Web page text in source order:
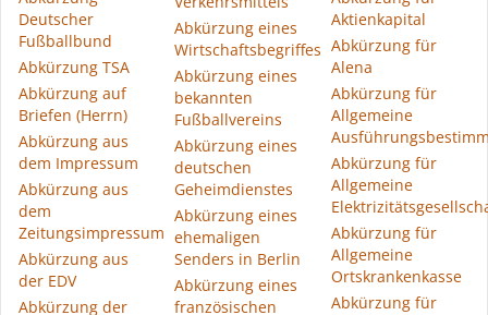
Deutscher
Fußballbund
Abkürzung TSA
Abkürzung auf
Briefen (Herrn)
Abkürzung aus
dem Impressum
Abkürzung aus
dem
Zeitungsimpressum
Abkürzung aus
der EDV
Abkürzung der
Abkürzung eines
Wirtschaftsbegriffes
Abkürzung eines
bekannten
Fußballvereins
Abkürzung eines
deutschen
Geheimdienstes
Abkürzung eines
ehemaligen
Senders in Berlin
Abkürzung eines
französischen
Aktienkapital
Abkürzung für
Alena
Abkürzung für
Allgemeine
Abkürzung für
Allgemeine
Abkürzung für
Allgemeine
Ortskrankenkasse
Abkürzung für